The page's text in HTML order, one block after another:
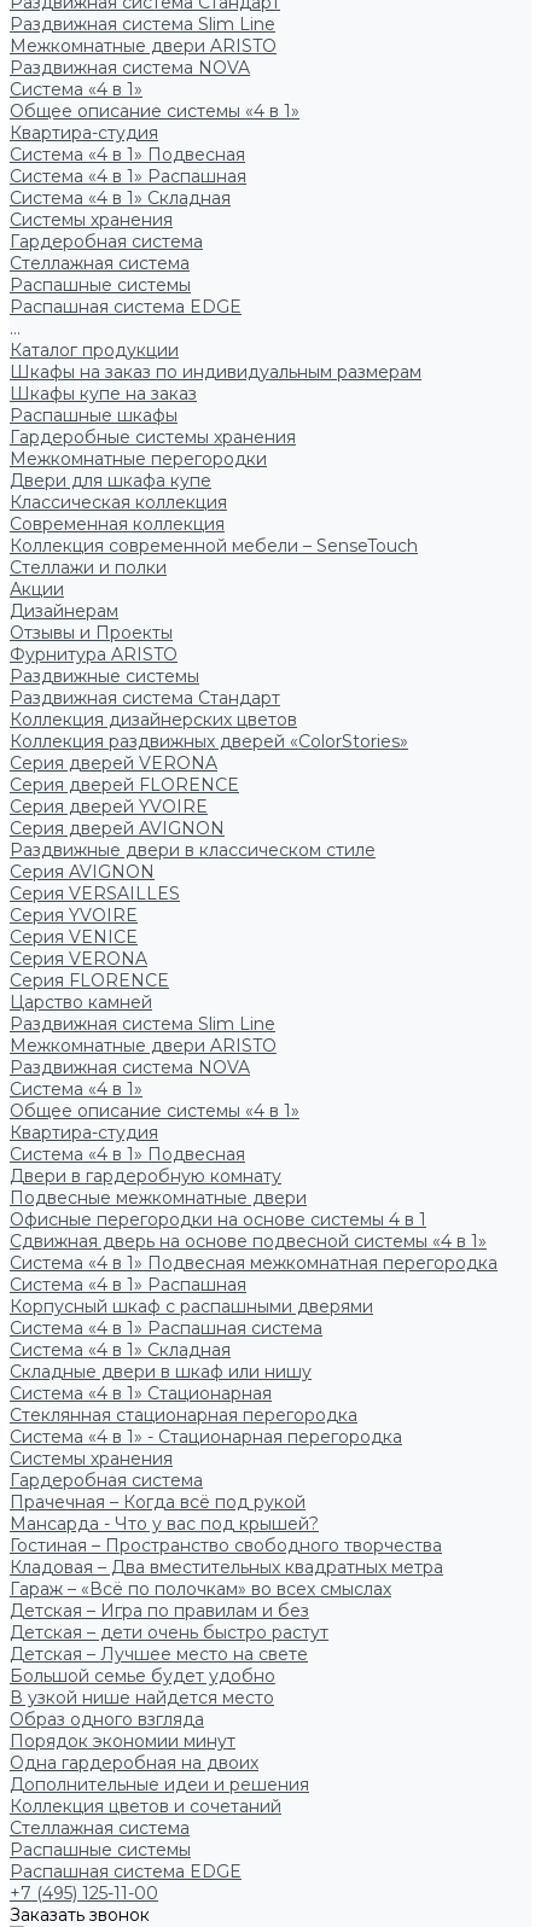
Раздвижная система Slim Line
Межкомнатные двери ARISTO
Раздвижная система NOVA
Система «4 в 1»
Общее описание системы «4 в 1»
Квартира-студия
Система «4 в 1» Подвесная
Система «4 в 1» Распашная
Система «4 в 1» Складная
Системы хранения
Гардеробная система
Стеллажная система
Распашные системы
Распашная система EDGE
...
Каталог продукции
Шкафы на заказ по индивидуальным размерам
Шкафы купе на заказ
Распашные шкафы
Гардеробные системы хранения
Межкомнатные перегородки
Двери для шкафа купе
Классическая коллекция
Современная коллекция
Коллекция современной мебели – SenseTouch
Стеллажи и полки
Акции
Дизайнерам
Отзывы и Проекты
Фурнитура ARISTO
Раздвижные системы
Раздвижная система Стандарт
Коллекция дизайнерских цветов
Коллекция раздвижных дверей «ColorStories»
Серия дверей VERONA
Серия дверей FLORENCE
Серия дверей YVOIRE
Серия дверей AVIGNON
Раздвижные двери в классическом стиле
Серия AVIGNON
Серия VERSAILLES
Серия YVOIRE
Серия VENICE
Серия VERONA
Серия FLORENCE
Царство камней
Раздвижная система Slim Line
Межкомнатные двери ARISTO
Раздвижная система NOVA
Система «4 в 1»
Общее описание системы «4 в 1»
Квартира-студия
Система «4 в 1» Подвесная
Двери в гардеробную комнату
Подвесные межкомнатные двери
Офисные перегородки на основе системы 4 в 1
Сдвижная дверь на основе подвесной системы «4 в 1»
Система «4 в 1» Подвесная межкомнатная перегородка
Система «4 в 1» Распашная
Корпусный шкаф с распашными дверями
Система «4 в 1» Распашная система
Система «4 в 1» Складная
Складные двери в шкаф или нишу
Система «4 в 1» Стационарная
Стеклянная стационарная перегородка
Система «4 в 1» - Стационарная перегородка
Системы хранения
Гардеробная система
Прачечная – Когда всё под рукой
Мансарда - Что у вас под крышей?
Гостиная – Пространство свободного творчества
Кладовая – Два вместительных квадратных метра
Гараж – «Всё по полочкам» во всех смыслах
Детская – Игра по правилам и без
Детская – дети очень быстро растут
Детская – Лучшее место на свете
Большой семье будет удобно
В узкой нише найдется место
Образ одного взгляда
Порядок экономии минут
Одна гардеробная на двоих
Дополнительные идеи и решения
Коллекция цветов и сочетаний
Стеллажная система
Распашные системы
Распашная система EDGE
+7 (495) 125-11-00
Заказать звонок